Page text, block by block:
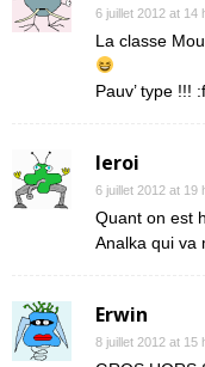
6 juillet 2012 at 14
La classe
Pauv’ type !!!
leroi
6 juillet 2012 at 19
Quant on est
Analka qui va
Erwin
8 juillet 2012 at 15